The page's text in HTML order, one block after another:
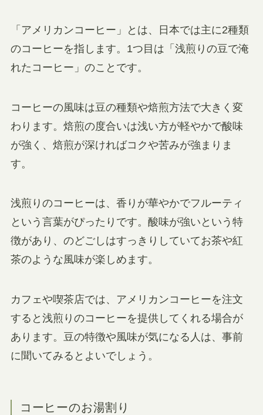
「アメリカンコーヒー」とは、日本では主に2種類
のコーヒーを指します。1つ目は「浅煎りの豆で淹
れたコーヒー」のことです。
コーヒーの風味は豆の種類や焙煎方法で大きく変
わります。焙煎の度合いは浅い方が軽やかで酸味
が強く、焙煎が深ければコクや苦みが強まりま
す。
浅煎りのコーヒーは、香りが華やかでフルーティ
という言葉がぴったりです。酸味が強いという特
徴があり、のどごしはすっきりしていてお茶や紅
茶のような風味が楽しめます。
カフェや喫茶店では、アメリカンコーヒーを注文
すると浅煎りのコーヒーを提供してくれる場合が
あります。豆の特徴や風味が気になる人は、事前
に聞いてみるとよいでしょう。
コーヒーのお湯割り